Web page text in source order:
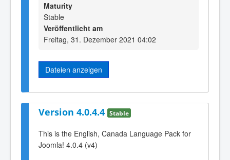
Maturity
Stable
Veröffentlicht am
Freitag, 31. Dezember 2021 04:02
Dateien anzeigen
Version 4.0.4.4 Stable
This is the English, Canada Language Pack for
Joomla! 4.0.4 (v4)